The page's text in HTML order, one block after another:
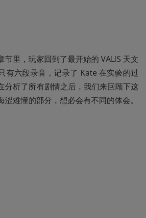
节里，玩家回到了最开始的 VALIS 天文
有六段录音，记录了 Kate 在实验的过
分析了所有剧情之后，我们来回顾下这
难懂的部分，想必会有不同的体会。